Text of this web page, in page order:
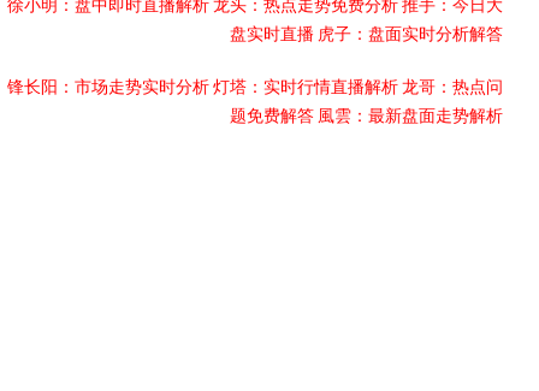
徐小明：盘中即时直播解析 龙头：热点走势免费分析 推手：今日大
盘实时直播 虎子：盘面实时分析解答
锋长阳：市场走势实时分析 灯塔：实时行情直播解析 龙哥：热点问
题免费解答 風雲：最新盘面走势解析